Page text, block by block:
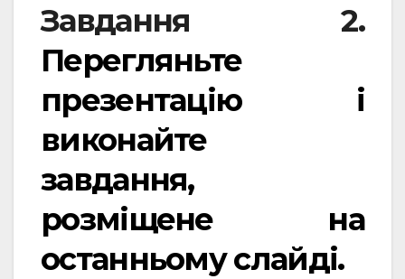
Завдання 2.
Перегляньте
презентацію і
виконайте
завдання,
розміщене на
останньому слайді.